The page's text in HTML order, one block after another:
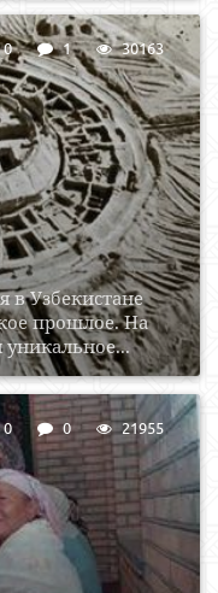
в Узбекистане
прошлое. На
уникальное...
0 1 30163
0 0 21955